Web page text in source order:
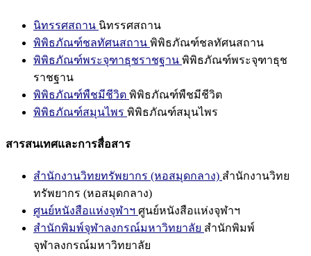
นิทรรศสถาน นิทรรศสถาน
พิพิธภัณฑ์ชลทัศนสถาน พิพิธภัณฑ์ชลทัศนสถาน
พิพิธภัณฑ์พระจุฑาธุชราชฐาน พิพิธภัณฑ์พระจุฑาธุช
ราชฐาน
พิพิธภัณฑ์พืชมีชีวิต พิพิธภัณฑ์พืชมีชีวิต
พิพิธภัณฑ์สมุนไพร พิพิธภัณฑ์สมุนไพร
สารสนเทศและการสื่อสาร
สำนักงานวิทยทรัพยากร (หอสมุดกลาง) สำนักงานวิทย
ทรัพยากร (หอสมุดกลาง)
ศูนย์หนังสือแห่งจุฬาฯ ศูนย์หนังสือแห่งจุฬาฯ
สำนักพิมพ์จุฬาลงกรณ์มหาวิทยาลัย สำนักพิมพ์
จุฬาลงกรณ์มหาวิทยาลัย